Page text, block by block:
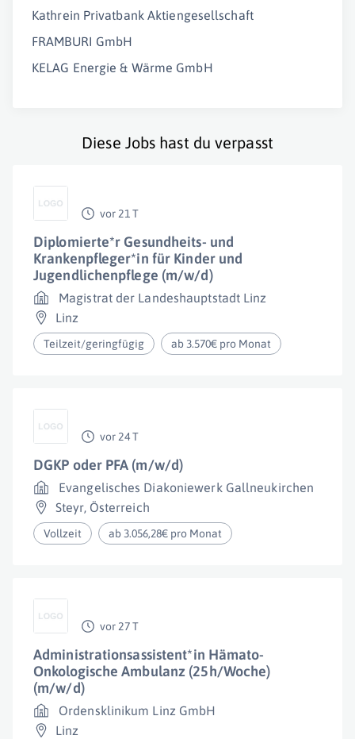
Kathrein Privatbank Aktiengesellschaft
FRAMBURI GmbH
KELAG Energie & Wärme GmbH
Diese Jobs hast du verpasst
vor 21 T
Diplomierte*r Gesundheits- und
Krankenpfleger*in für Kinder und
Jugendlichenpflege (m/w/d)
Magistrat der Landeshauptstadt Linz
Linz
Teilzeit/geringfügig ab 3.570€ pro Monat
vor 24 T
DGKP oder PFA (m/w/d)
Evangelisches Diakoniewerk Gallneukirchen
Steyr, Österreich
Vollzeit ab 3.056,28€ pro Monat
vor 27 T
Administrationsassistent*in Hämato-
Onkologische Ambulanz (25h/Woche)
(m/w/d)
Ordensklinikum Linz GmbH
Linz